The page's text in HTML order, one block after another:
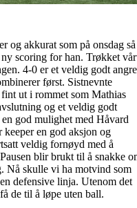
og akkurat som på onsdag så
scoring for han. Trøkket
4-0 er et veldig godt
først. Sistnevnte
ut i rommet som Mathias
og et veldig godt
god mulighet med Håvard
en god aksjon og
veldig fornøyd med å
blir brukt til å snakke
Nå skulle vi ha motvind som
defensive linja. Utenom det
de til å løpe uten ball.